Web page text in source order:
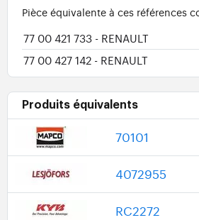
Pièce équivalente à ces références
77 00 421 733 - RENAULT
77 00 427 142 - RENAULT
Produits équivalents
70101
4072955
RC2272